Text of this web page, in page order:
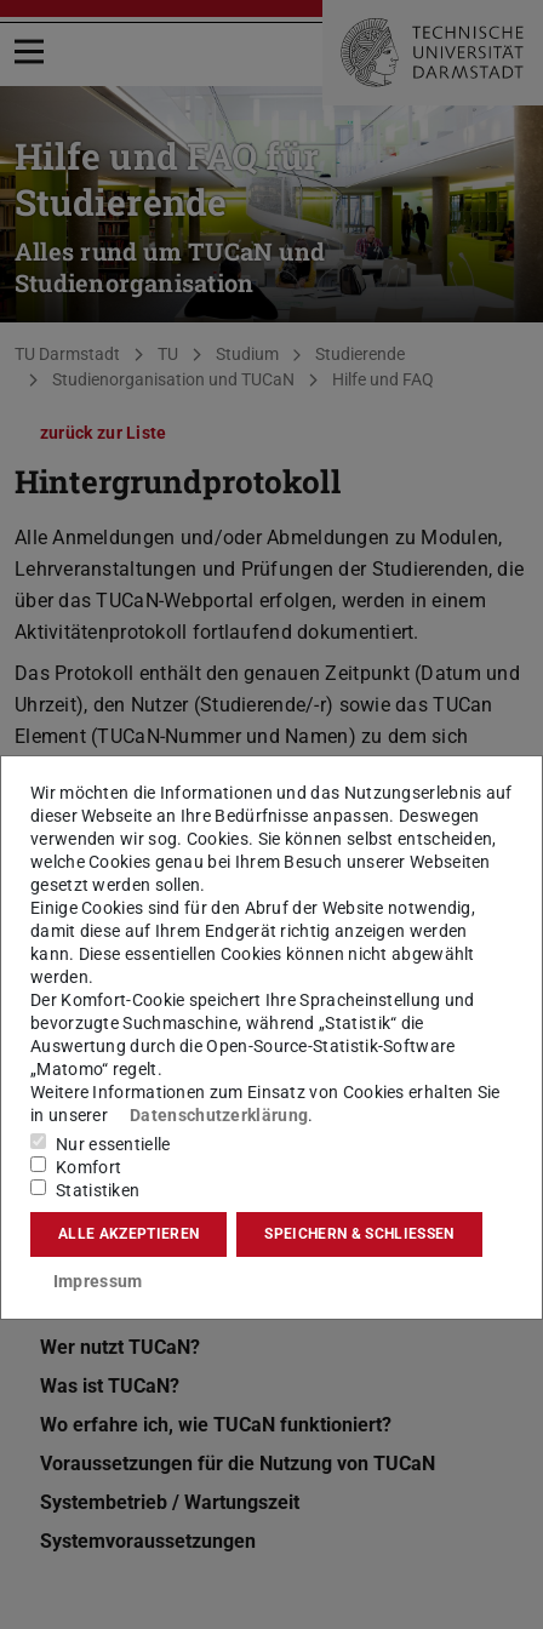
Menü öffnen
Hilfe und FAQ für
Studierende
Alles rund um TUCaN und
Studienorganisation
Sie befinden sich hier:
TU Darmstadt TU Studium
Studierende
Studienorganisation und TUCaN
Hilfe und FAQ
zurück zur Liste
Hintergrundprotokoll
Alle Anmeldungen und/oder Abmeldungen zu Modulen,
Lehrveranstaltungen und Prüfungen der Studierenden, die
über das TUCaN-Webportal erfolgen, werden in einem
Aktivitätenprotokoll fortlaufend dokumentiert.
Das Protokoll enthält den genauen Zeitpunkt (Datum und
Uhrzeit), den Nutzer (Studierende/-r) sowie das TUCan
Element (TUCaN-Nummer und Namen) zu dem sich
Ebenso werden alle in den Studienbüros durchgeführte
An- und/oder Abmeldungen zu Modulen,
Lehrveranstaltungen und Prüfungen detailliert unter
Angabe der jeweiligen TU-ID in einem Aktivitätenprotokoll
fortlaufend dokumentiert.
KONTAKT
Weitere Artikel
Wer nutzt TUCaN?
Was ist TUCaN?
Wo erfahre ich, wie TUCaN funktioniert?
Voraussetzungen für die Nutzung von TUCaN
Systembetrieb / Wartungszeit
Systemvoraussetzungen
Wir möchten die Informationen und das Nutzungserlebnis auf
dieser Webseite an Ihre Bedürfnisse anpassen. Deswegen
verwenden wir sog. Cookies. Sie können selbst entscheiden,
welche Cookies genau bei Ihrem Besuch unserer Webseiten
gesetzt werden sollen.
Einige Cookies sind für den Abruf der Website notwendig,
damit diese auf Ihrem Endgerät richtig anzeigen werden
kann. Diese essentiellen Cookies können nicht abgewählt
werden.
Der Komfort-Cookie speichert Ihre Spracheinstellung und
bevorzugte Suchmaschine, während „Statistik“ die
Auswertung durch die Open-Source-Statistik-Software
„Matomo“ regelt.
Weitere Informationen zum Einsatz von Cookies erhalten Sie
in unserer
Datenschutzerklärung.
Nur essentielle
Komfort
Statistiken
ALLE AKZEPTIEREN SPEICHERN & SCHLIESSEN
Impressum